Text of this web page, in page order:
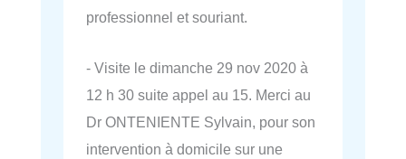
professionnel et souriant.
- Visite le dimanche 29 nov 2020 à
12 h 30 suite appel au 15. Merci au
Dr ONTENIENTE Sylvain, pour son
intervention à domicile sur une